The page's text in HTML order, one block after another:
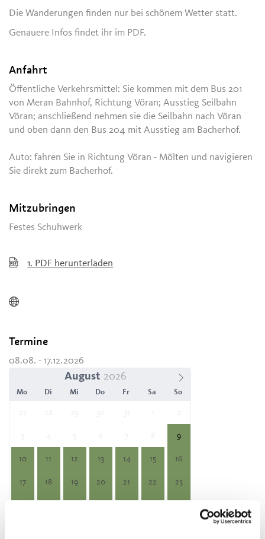
Die Wanderungen finden nur bei schönem Wetter statt.
Genauere Infos findet ihr im PDF.
Anfahrt
Öffentliche Verkehrsmittel: Sie kommen mit dem Bus 201
von Meran Bahnhof, Richtung Vöran; Ausstieg Seilbahn
Vöran; anschließend nehmen sie die Seilbahn nach Vöran
und oben dann den Bus 204 mit Ausstieg am Bacherhof.
Auto: fahren Sie in Richtung Vöran - Mölten und navigieren
Sie direkt zum Bacherhof.
Mitzubringen
Festes Schuhwerk
1. PDF herunterladen
Termine
08.08. - 17.12.2026
August
Mo Di Mi Do Fr Sa So
9
10 11 12 13 14 15 16
17 18 19 20 21 22 23